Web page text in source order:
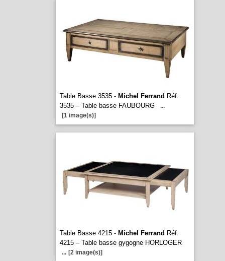
Table Basse 3535 - Michel Ferrand Réf.
3535 – Table basse FAUBOURG
...
[1 image(s)]
Table Basse 4215 - Michel Ferrand Réf.
4215 – Table basse gygogne HORLOGER
... [2 image(s)]